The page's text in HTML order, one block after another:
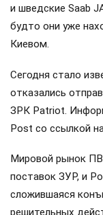
и шведские Saab
будто они уже
Киевом.
Сегодня стало
отказались
ЗРК Patriot.
Post со ссылкой
Мировой рынок
поставок ЗУР, и
сложившаяся
решительных